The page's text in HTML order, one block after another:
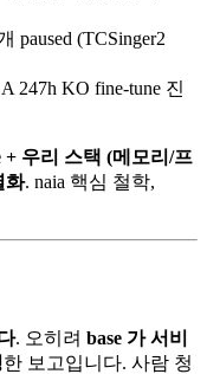
paused (TCSinger2
247h KO fine-tune 진
우리 스택 (메모리/프
화. naia 핵심 철학,
. 오히려 base 가 서비
한 보고입니다. 사람 청